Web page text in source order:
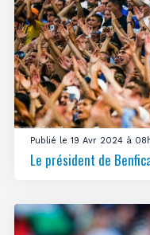
Publié le 19 Avr 2024 à
Le président de